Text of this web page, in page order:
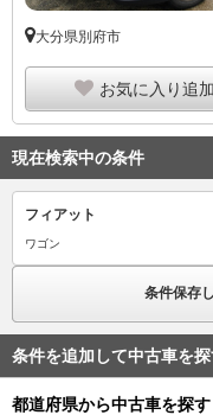
大分県別府市
お気に入り追加
現在検索中の条件
フィアット
ワゴン
条件保存
条件を追加して中古車を
都道府県から中古車を探す